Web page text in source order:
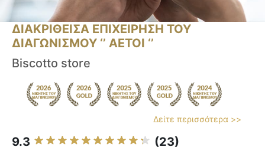
ΔΙΑΚΡΙΘΕΙΣΑ ΕΠΙΧΕΙΡΗΣΗ ΤΟΥ
ΔΙΑΓΩΝΙΣΜΟΥ ‘’ ΑΕΤΟΙ ‘’
Biscotto store
Δείτε περισσότερα >>
9.3 (23)